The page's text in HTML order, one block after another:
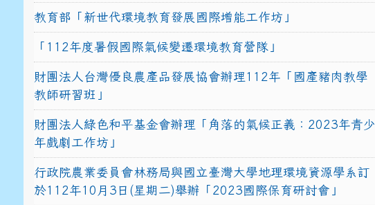
教育部「新世代環境教育發展國際增能工作坊」
「112年度暑假國際氣候變遷環境教育營隊」
財團法人台灣優良農產品發展協會辦理112年「國產豬肉教學
教師研習班」
財團法人綠色和平基金會辦理「角落的氣候正義：2023年青少
年戲劇工作坊」
行政院農業委員會林務局與國立臺灣大學地理環境資源學系訂
於112年10月3日(星期二)舉辦「2023國際保育研討會」